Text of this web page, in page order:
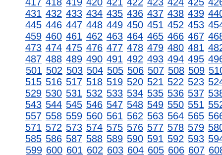
431 432 433 434 435 436 437 438 439
445 446 447 448 449 450 451 452 453
459 460 461 462 463 464 465 466 467
473 474 475 476 477 478 479 480 481
487 488 489 490 491 492 493 494 495
501 502 503 504 505 506 507 508 509
515 516 517 518 519 520 521 522 523
529 530 531 532 533 534 535 536 537
543 544 545 546 547 548 549 550 551
557 558 559 560 561 562 563 564 565
571 572 573 574 575 576 577 578 579
585 586 587 588 589 590 591 592 593
599 600 601 602 603 604 605 606 607